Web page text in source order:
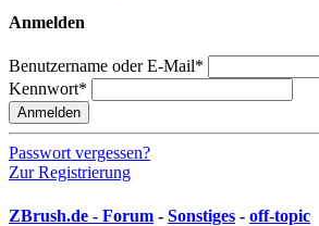
Anmelden
Benutzername oder E-Mail*
Kennwort*
Anmelden
Passwort vergessen?
Zur Registrierung
ZBrush.de - Forum - Sonstiges - off-topic